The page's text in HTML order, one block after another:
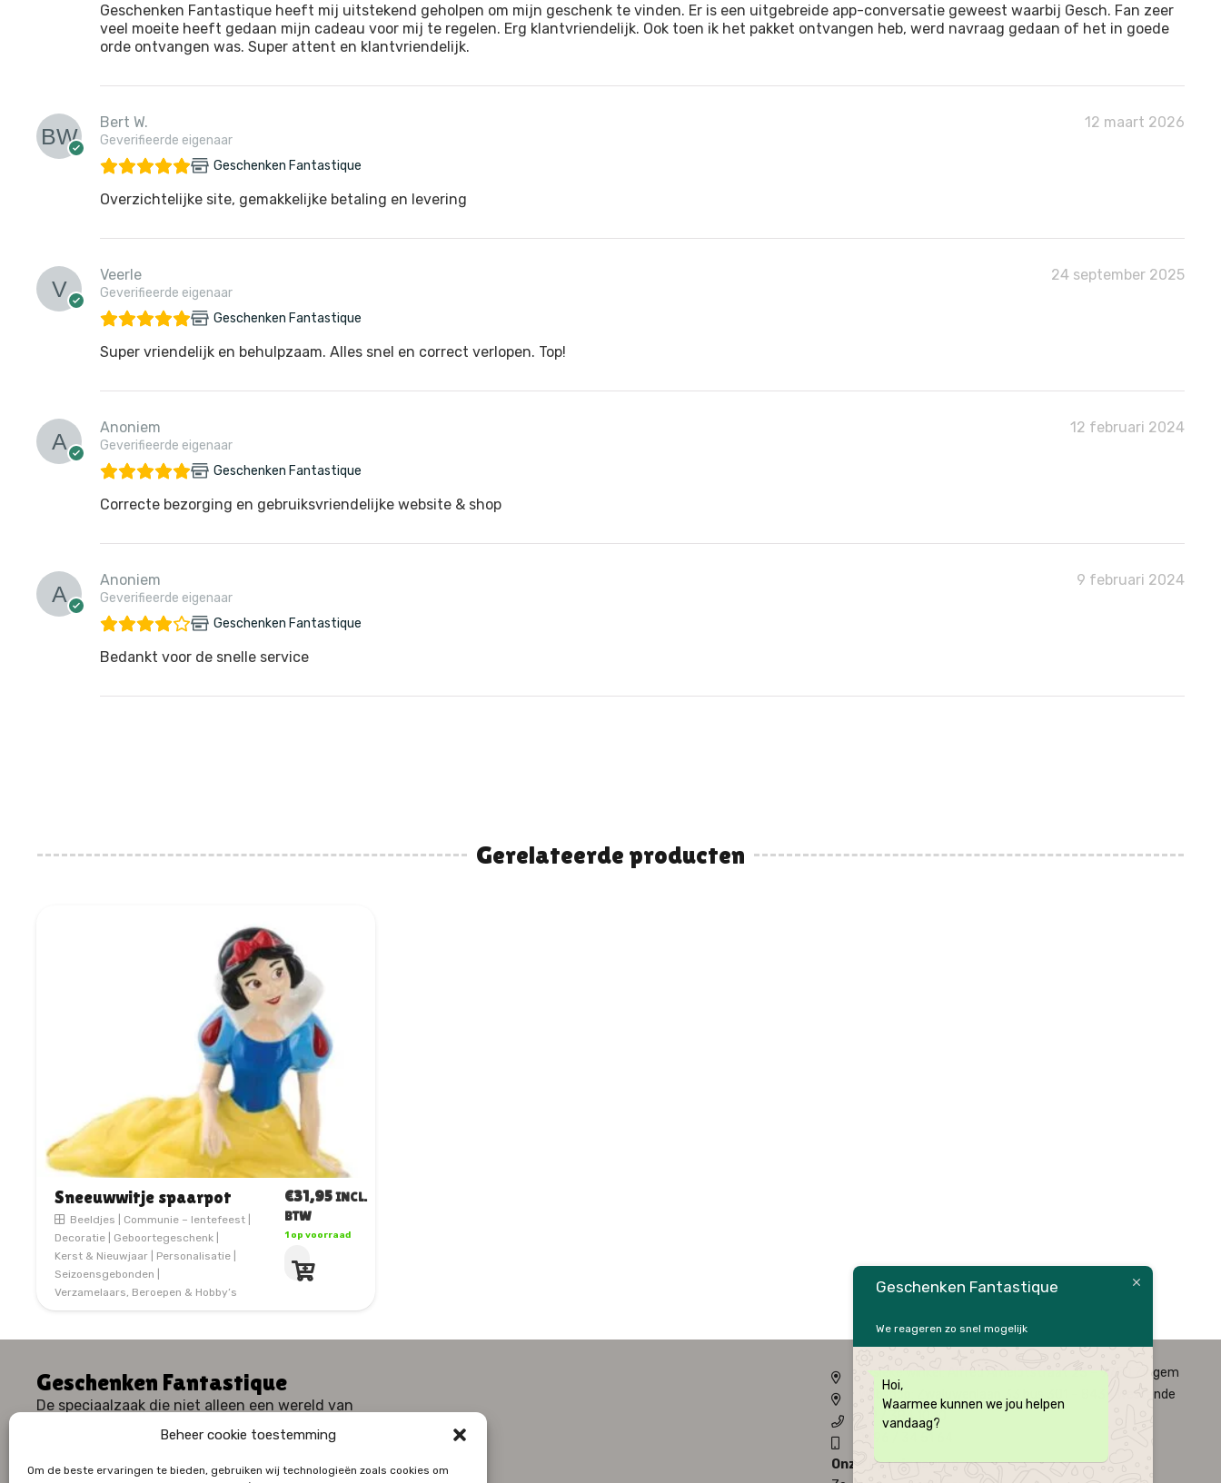
Beheer cookie toestemming
Om de beste ervaringen te bieden, gebruiken wij technologieën zoals cookies om
Geschenken Fantastique heeft mij uitstekend geholpen om mijn geschenk te vinden. Er is een uitgebreide app-conversatie geweest waarbij Gesch. Fan zeer
veel moeite heeft gedaan mijn cadeau voor mij te regelen. Erg klantvriendelijk. Ook toen ik het pakket ontvangen heb, werd navraag gedaan of het in goede
orde ontvangen was. Super attent en klantvriendelijk.
Bert W.
Geverifieerde eigenaar
12 maart 2026
Geschenken Fantastique
Overzichtelijke site, gemakkelijke betaling en levering
Veerle
Geverifieerde eigenaar
24 september 2025
Geschenken Fantastique
Super vriendelijk en behulpzaam. Alles snel en correct verlopen. Top!
Anoniem
Geverifieerde eigenaar
12 februari 2024
Geschenken Fantastique
Correcte bezorging en gebruiksvriendelijke website & shop
Anoniem
Geverifieerde eigenaar
9 februari 2024
Geschenken Fantastique
Bedankt voor de snelle service
Gerelateerde producten
Sneeuwwitje spaarpot
Beeldjes Communie – lentefeest|
Decoratie
Geboortegeschenk
Kerst & Nieuwjaar
Personalisatie
Seizoensgebonden
Verzamelaars, Beroepen & Hobby’s
€31,95 INCL.
BTW
1 op voorraad
Geschenken Fantastique
De speciaalzaak die niet alleen een wereld van
comfort en stijl te bieden heeft.
Fysieke winkel: Alfred Amelotstraat 23 – 9750 Zingem
Webshop: Zwaluwenlaan 33 bus 301 – 8434 Westende
09 / 384 10 10
Onze Openingsuren
Geschenken Fantastique
We reageren zo snel mogelijk
Hoi,
Waarmee kunnen we jou helpen
vandaag?